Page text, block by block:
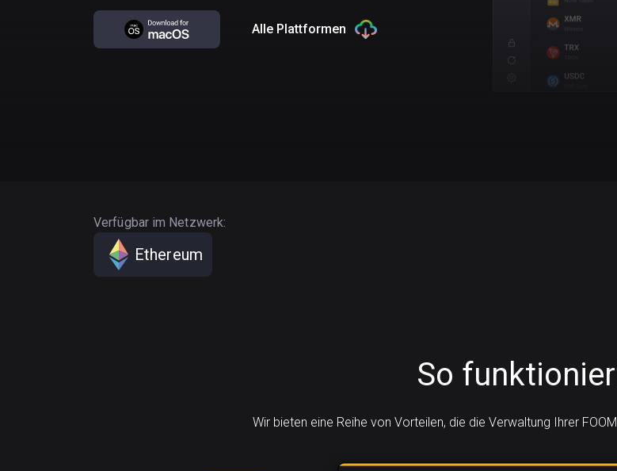
Alle Plattformen
Verfügbar im Netzwerk:
Ethereum
So
Wir bieten eine Reihe von Vorteilen, die die Verwaltung Ihrer